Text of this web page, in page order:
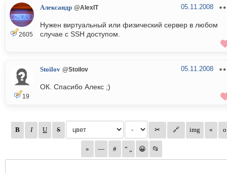
2605
Александр @AlexIT 05.11.2008
Нужен виртуальный или физический сервер в любом
случае с SSH доступом.
19
Stoilov @Stoilov 05.11.2008
ОК. Спасибо Алекс ;)